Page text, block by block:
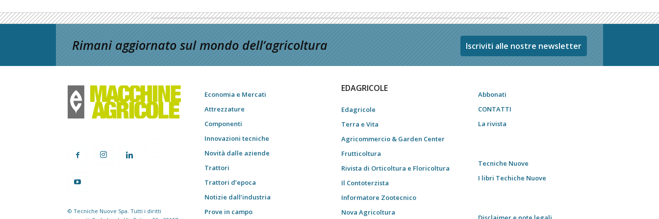
Rimani aggiornato sul mondo dell’agricoltura Iscriviti alle nostre newsletter
© Tecniche Nuove Spa. Tutti i diritti
Economia e Mercati
Attrezzature
Componenti
Innovazioni tecniche
Novità dalle aziende
Trattori
Trattori d’epoca
Notizie dall’industria
Prove in campo
EDAGRICOLE
Edagricole
Terra e Vita
Agricommercio & Garden Center
Frutticoltura
Rivista di Orticoltura e Floricoltura
Il Contoterzista
Informatore Zootecnico
Nova Agricoltura
Abbonati
CONTATTI
La rivista
Tecniche Nuove
I libri Techiche Nuove